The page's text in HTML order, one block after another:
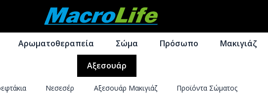
Απευθείας
μετάβαση
στην
πλοήγηση
Μετάβαση
σε
περιεχόμενο
Αρωματοθεραπεία Σώμα Πρόσωπο Μακιγιάζ
Αξεσουάρ
Νεσεσέρ Αξεσουάρ Μακιγιάζ Προϊόντα Σώματος